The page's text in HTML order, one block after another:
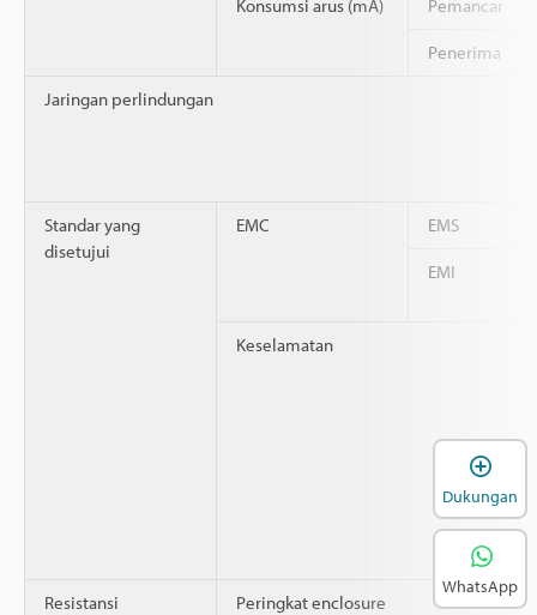
Konsumsi arus (mA) Pemancar
Penerima
Jaringan perlindungan
Standar yang
disetujui
EMC EMS
EMI
Keselamatan
Resistansi
Peringkat enclosure
Dukungan
WhatsApp